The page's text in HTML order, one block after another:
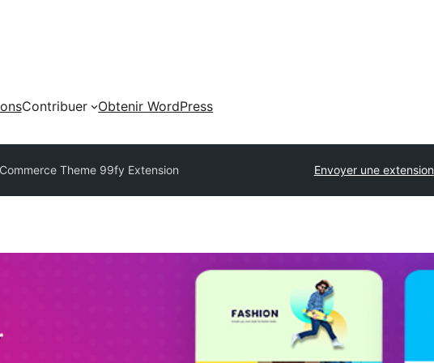
Contribuer
Obtenir WordPress
Theme 99fy Extension Envoyer une extension